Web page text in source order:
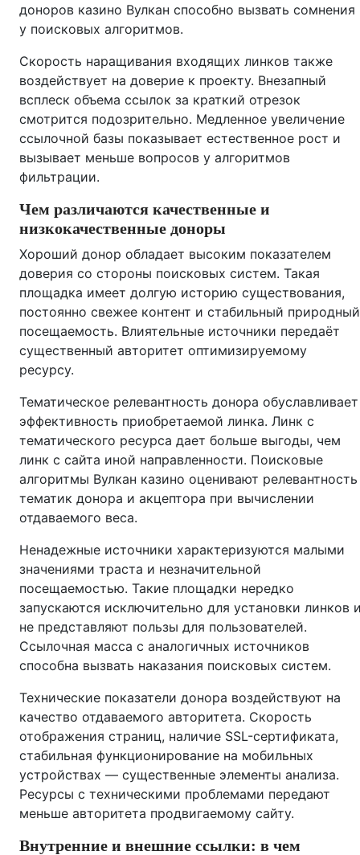
доноров казино Вулкан способно вызвать сомнения
у поисковых алгоритмов.
Скорость наращивания входящих линков также
воздействует на доверие к проекту. Внезапный
всплеск объема ссылок за краткий отрезок
смотрится подозрительно. Медленное увеличение
ссылочной базы показывает естественное рост и
вызывает меньше вопросов у алгоритмов
фильтрации.
Чем различаются качественные и
низкокачественные доноры
Хороший донор обладает высоким показателем
доверия со стороны поисковых систем. Такая
площадка имеет долгую историю существования,
постоянно свежее контент и стабильный природный
посещаемость. Влиятельные источники передаёт
существенный авторитет оптимизируемому
ресурсу.
Тематическое релевантность донора обуславливает
эффективность приобретаемой линка. Линк с
тематического ресурса дает больше выгоды, чем
линк с сайта иной направленности. Поисковые
алгоритмы Вулкан казино оценивают релевантность
тематик донора и акцептора при вычислении
отдаваемого веса.
Ненадежные источники характеризуются малыми
значениями траста и незначительной
посещаемостью. Такие площадки нередко
запускаются исключительно для установки линков
не представляют пользы для пользователей.
Ссылочная масса с аналогичных источников
способна вызвать наказания поисковых систем.
Технические показатели донора воздействуют на
качество отдаваемого авторитета. Скорость
отображения страниц, наличие SSL-сертификата,
стабильная функционирование на мобильных
устройствах — существенные элементы анализа.
Ресурсы с техническими проблемами передают
меньше авторитета продвигаемому сайту.
Внутренние и внешние ссылки: в чем